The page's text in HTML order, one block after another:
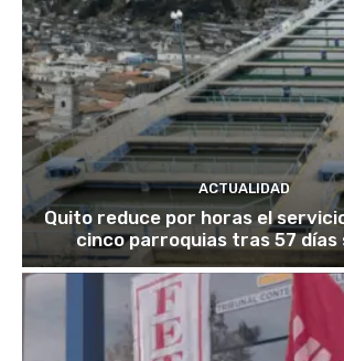
ACTUALIDAD
Quito reduce por horas el
cinco parroquias tras 57 días